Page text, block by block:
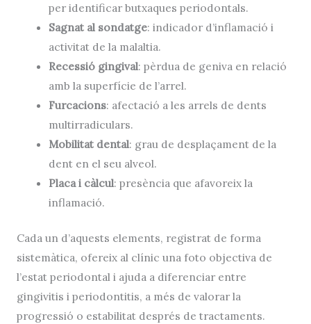
per identificar butxaques periodontals.
Sagnat al sondatge: indicador d’inflamació i
activitat de la malaltia.
Recessió gingival: pèrdua de geniva en relació
amb la superfície de l’arrel.
Furcacions: afectació a les arrels de dents
multirradiculars.
Mobilitat dental: grau de desplaçament de la
dent en el seu alveol.
Placa i càlcul: presència que afavoreix la
inflamació.
Cada un d’aquests elements, registrat de forma
sistemàtica, ofereix al clínic una foto objectiva de
l’estat periodontal i ajuda a diferenciar entre
gingivitis i periodontitis, a més de valorar la
progressió o estabilitat després de tractaments.